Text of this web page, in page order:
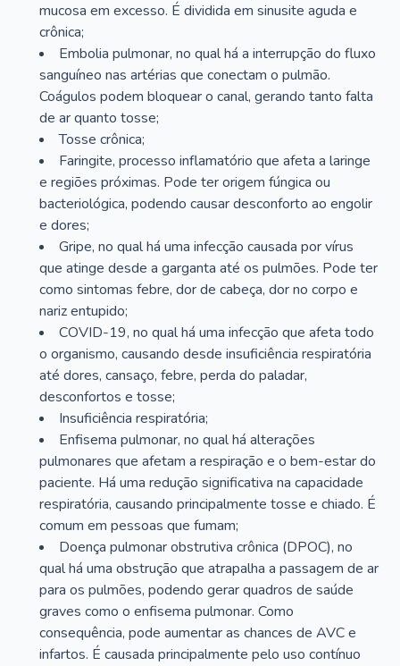
mucosa em excesso. É dividida em sinusite aguda e
crônica;
Embolia pulmonar, no qual há a interrupção do fluxo
sanguíneo nas artérias que conectam o pulmão.
Coágulos podem bloquear o canal, gerando tanto falta
de ar quanto tosse;
Tosse crônica;
Faringite, processo inflamatório que afeta a laringe
e regiões próximas. Pode ter origem fúngica ou
bacteriológica, podendo causar desconforto ao engolir
e dores;
Gripe, no qual há uma infecção causada por vírus
que atinge desde a garganta até os pulmões. Pode ter
como sintomas febre, dor de cabeça, dor no corpo e
nariz entupido;
COVID-19, no qual há uma infecção que afeta todo
o organismo, causando desde insuficiência respiratória
até dores, cansaço, febre, perda do paladar,
desconfortos e tosse;
Insuficiência respiratória;
Enfisema pulmonar, no qual há alterações
pulmonares que afetam a respiração e o bem-estar do
paciente. Há uma redução significativa na capacidade
respiratória, causando principalmente tosse e chiado. É
comum em pessoas que fumam;
Doença pulmonar obstrutiva crônica (DPOC), no
qual há uma obstrução que atrapalha a passagem de ar
para os pulmões, podendo gerar quadros de saúde
graves como o enfisema pulmonar. Como
consequência, pode aumentar as chances de AVC e
infartos. É causada principalmente pelo uso contínuo